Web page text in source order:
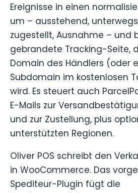
Ereignisse in einen
um – ausstehend,
zugestellt, Ausnahme – und
gebrandete Tracking-Seite,
Domain des Händlers (oder
Subdomain im kostenlosen
wird. Es steuert auch
E-Mails zur
und zur Zustellung, plus
unterstützten Regionen.
Oliver POS schreibt den
in WooCommerce. Das
Spediteur-Plugin fügt die